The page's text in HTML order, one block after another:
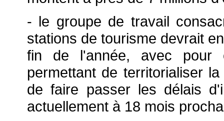
- le groupe de travail
stations de tourisme devrait
fin de l'année, avec pour
permettant de territorialiser
de faire passer les délais
actuellement à 18 mois